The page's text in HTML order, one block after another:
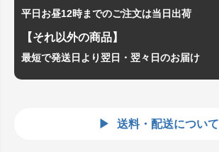
平日お昼12時までのご注文は当日出荷
【それ以外の商品】
最短で発送日より翌日・翌々日のお届け
送料・配送について